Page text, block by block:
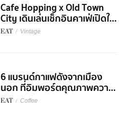
Cafe Hopping x Old Town
City เดินเล่นเช็กอินคาเฟ่เปิดใ...
EAT / Vintage
6 แบรนด์กาแฟดังจากเมือง
นอก ที่อิมพอร์ตคุณภาพควา...
EAT / Coffee